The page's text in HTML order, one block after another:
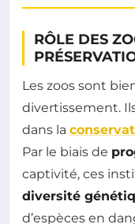
RÔLE DES
Les zoos sont
divertissement.
dans la
Par le biais de
captivité, ces
diversité
d’espèces en